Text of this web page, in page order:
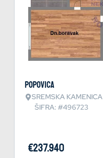
Popovica
SREMSKA KAMENICA
ŠIFRA: #496723
€237.940